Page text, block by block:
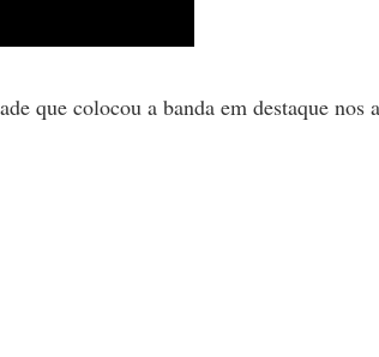
que colocou a banda em destaque nos